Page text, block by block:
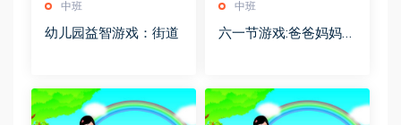
中班
幼儿园益智游戏：街道
中班
六一节游戏:爸爸妈妈，